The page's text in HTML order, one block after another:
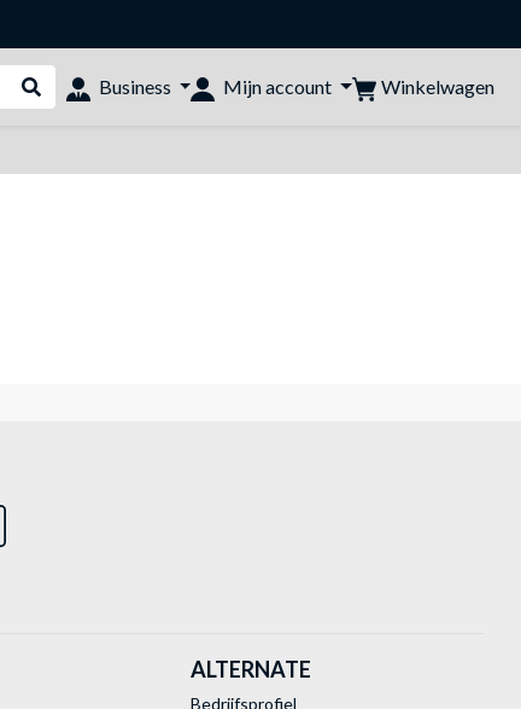
Webshop doorzoeken
Business Mijn account Winkelwagen
ALTERNATE
Bedrijfsprofiel